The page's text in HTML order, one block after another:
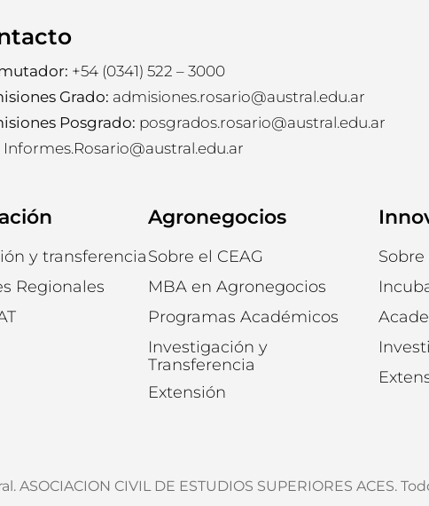
+54 (0341) 522 – 3000
Grado: admisiones.rosario@austral.edu.ar
Posgrado: posgrados.rosario@austral.edu.ar
Informes.Rosario@austral.edu.ar
y transferencia
Regionales
Agronegocios
Sobre el CEAG
MBA en Agronegocios
Programas Académicos
Investigación y
Transferencia
Extensión
Sobre
ASOCIACION CIVIL DE ESTUDIOS SUPERIORES ACES.